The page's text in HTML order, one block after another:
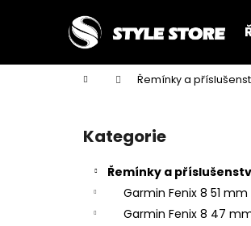
Domů Řemínky a
Přeskočit
kategorie
Kategorie
Řemínky a
Garmin Fenix 8 51 mm
Garmin Fenix 8 47
í
Zpět
do
Zpět
do